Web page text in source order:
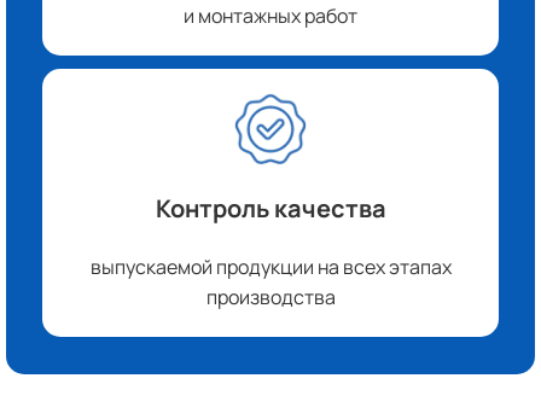
и монтажных работ
Контроль качества
выпускаемой продукции на всех этапах
производства